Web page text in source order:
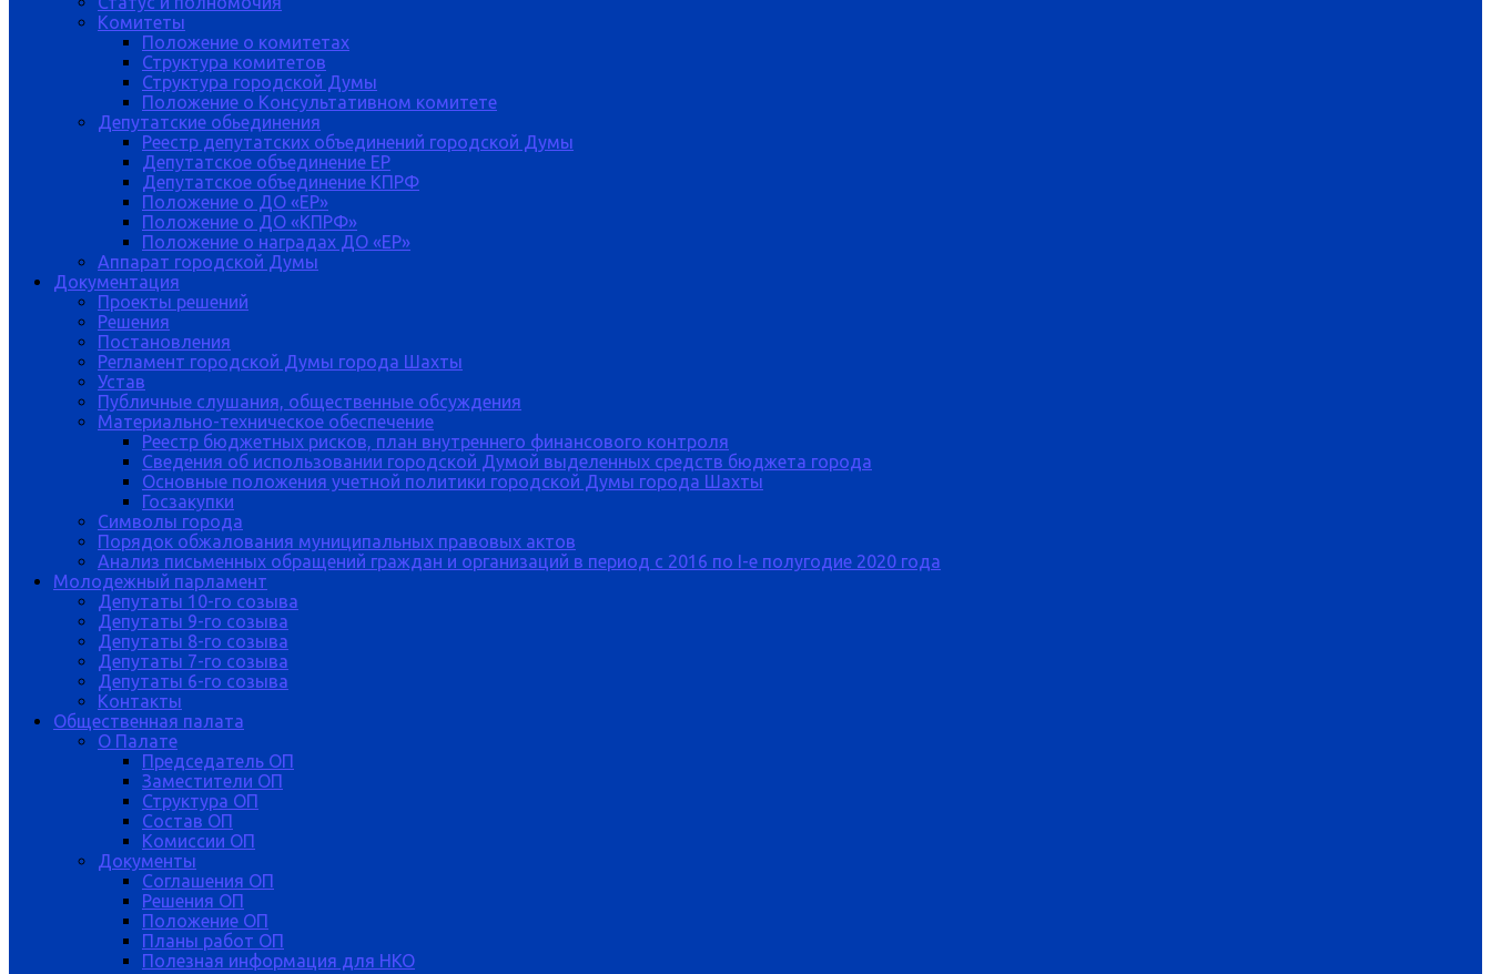
Комитеты
Положение о комитетах
Структура комитетов
Структура городской Думы
Положение о Консультативном комитете
Депутатские обьединения
Реестр депутатских объединений городской Думы
Депутатское объединение ЕР
Депутатское объединение КПРФ
Положение о ДО «ЕР»
Положение о ДО «КПРФ»
Положение о наградах ДО «ЕР»
Аппарат городской Думы
Документация
Проекты решений
Решения
Постановления
Регламент городской Думы города Шахты
Устав
Публичные слушания, общественные обсуждения
Материально-техническое обеспечение
Реестр бюджетных рисков, план внутреннего финансового контроля
Сведения об использовании городской Думой выделенных средств бюджета города
Основные положения учетной политики городской Думы города Шахты
Госзакупки
Символы города
Порядок обжалования муниципальных правовых актов
Анализ письменных обращений граждан и организаций в период с 2016 по I-е полугодие 2020 года
Молодежный парламент
Депутаты 10-го созыва
Депутаты 9-го созыва
Депутаты 8-го созыва
Депутаты 7-го созыва
Депутаты 6-го созыва
Контакты
Общественная палата
О Палате
Председатель ОП
Заместители ОП
Структура ОП
Состав ОП
Комиссии ОП
Документы
Соглашения ОП
Решения ОП
Положение ОП
Планы работ ОП
Полезная информация для НКО